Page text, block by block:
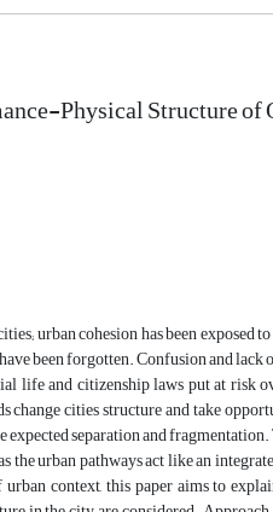
Physical Structure
urban cohesion has been
been forgotten. Confusion and lack
life and citizenship laws put at risk
cities structure and take
separation and
urban pathways act like an
context, this paper aims to